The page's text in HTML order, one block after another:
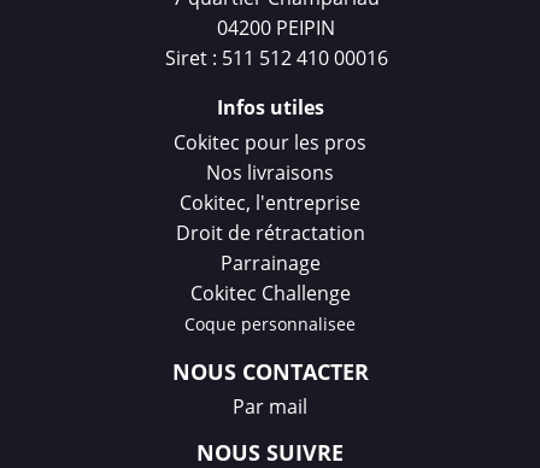
04200 PEIPIN
Siret : 511 512 410 00016
Infos utiles
Cokitec pour les pros
Nos livraisons
Cokitec, l'entreprise
Droit de rétractation
Parrainage
Cokitec Challenge
Coque personnalisee
NOUS CONTACTER
Par mail
NOUS SUIVRE